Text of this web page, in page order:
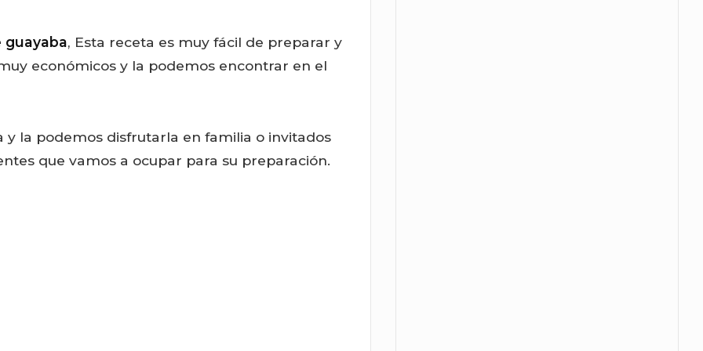
, Esta receta es muy fácil de preparar y
económicos y la podemos encontrar en el
y la podemos disfrutarla en familia o invitados
que vamos a ocupar para su preparación.